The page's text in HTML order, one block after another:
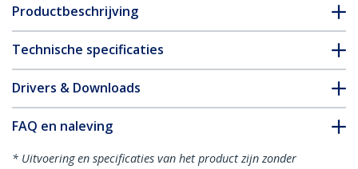
Productbeschrijving
Technische specificaties
Drivers & Downloads
FAQ en naleving
* Uitvoering en specificaties van het product zijn zonder